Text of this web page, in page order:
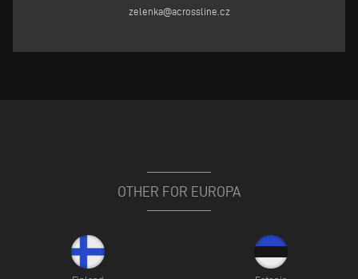
zelenka@acrossline.cz
OTHER FOR EUROPA